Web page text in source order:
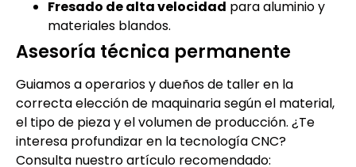
Fresado de alta velocidad para aluminio y
materiales blandos.
Asesoría técnica permanente
Guiamos a operarios y dueños de taller en la
correcta elección de maquinaria según el material,
el tipo de pieza y el volumen de producción. ¿Te
interesa profundizar en la tecnología CNC?
Consulta nuestro artículo recomendado: